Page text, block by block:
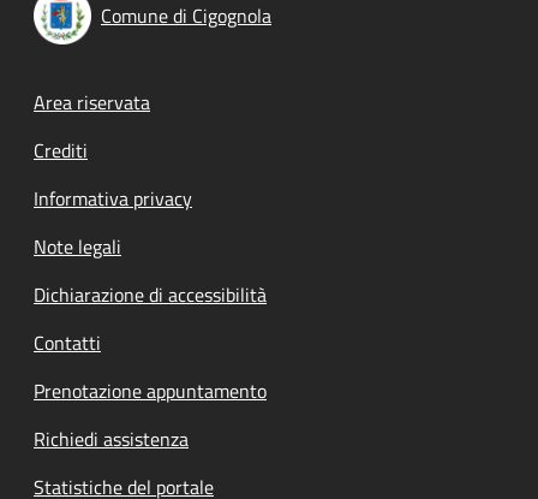
Comune di Cigognola
Footer menu
Area riservata
Crediti
Informativa privacy
Note legali
Dichiarazione di accessibilità
Contatti
Prenotazione appuntamento
Richiedi assistenza
Statistiche del portale